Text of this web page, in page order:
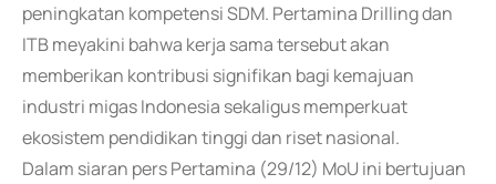
peningkatan kompetensi SDM. Pertamina Drilling dan
ITB meyakini bahwa kerja sama tersebut akan
memberikan kontribusi signifikan bagi kemajuan
industri migas Indonesia sekaligus memperkuat
ekosistem pendidikan tinggi dan riset nasional.
Dalam siaran pers Pertamina (29/12) MoU ini bertujuan